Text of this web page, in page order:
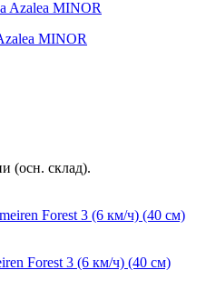
MINOR
(осн. склад).
Forest 3 (6 км/ч) (40 см)